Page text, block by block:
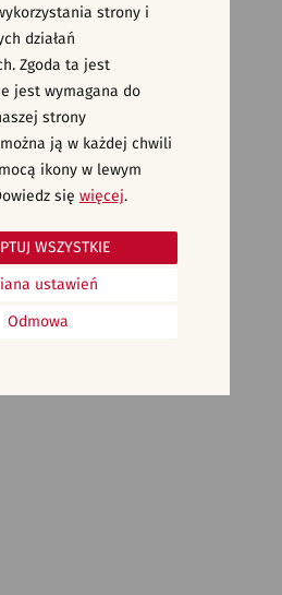
strony i
działań
Zgoda ta jest
jest wymagana do
strony
ją w każdej chwili
ikony w lewym
się więcej.
Odmowa
ustawień
WSZYSTKIE